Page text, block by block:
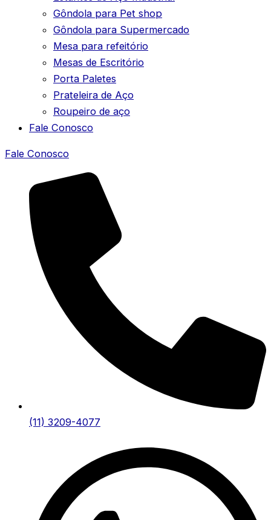
Gôndola para Pet shop
Gôndola para Supermercado
Mesa para refeitório
Mesas de Escritório
Porta Paletes
Prateleira de Aço
Roupeiro de aço
Fale Conosco
Fale Conosco
(11) 3209-4077